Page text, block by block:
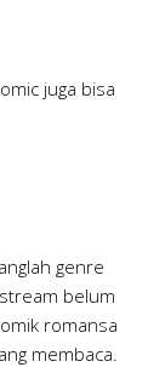
juga bisa
genre
belum
romansa
membaca.